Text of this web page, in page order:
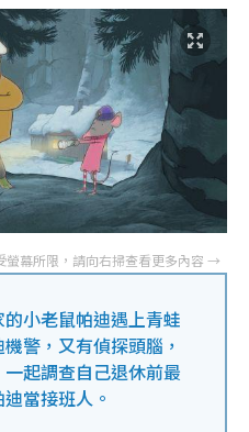
小老鼠帕迪遇上青蛙
警，又有偵探頭腦，
起調查自己退休前最
當接班人。